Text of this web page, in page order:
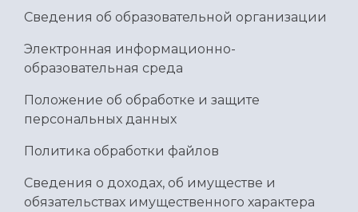
Сведения об образовательной организации
Электронная информационно-
образовательная среда
Положение об обработке и защите
персональных данных
Политика обработки файлов
Сведения о доходах, об имуществе и
обязательствах имущественного характера